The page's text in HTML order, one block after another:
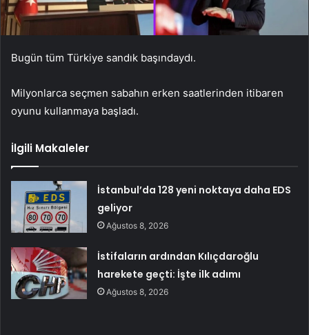
Bugün tüm Türkiye sandık başındaydı.
Milyonlarca seçmen sabahın erken saatlerinden itibaren
oyunu kullanmaya başladı.
İlgili Makaleler
İstanbul’da 128 yeni noktaya daha EDS
geliyor
Ağustos 8, 2026
İstifaların ardından Kılıçdaroğlu
harekete geçti: İşte ilk adımı
Ağustos 8, 2026